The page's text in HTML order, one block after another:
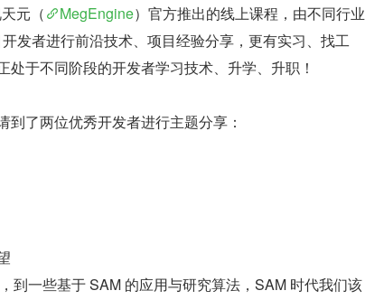
元（ MegEngine）官方推出的线上课程，由不同行业
发者进行前沿技术、项目经验分享，更有实习、找工
于不同阶段的开发者学习技术、升学、升职！
了两位优秀开发者进行主题分享：
到一些基于 SAM 的应用与研究算法，SAM 时代我们该